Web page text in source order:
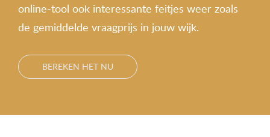
online-tool ook interessante feitjes weer zoals
de gemiddelde vraagprijs in jouw wijk.
BEREKEN HET NU